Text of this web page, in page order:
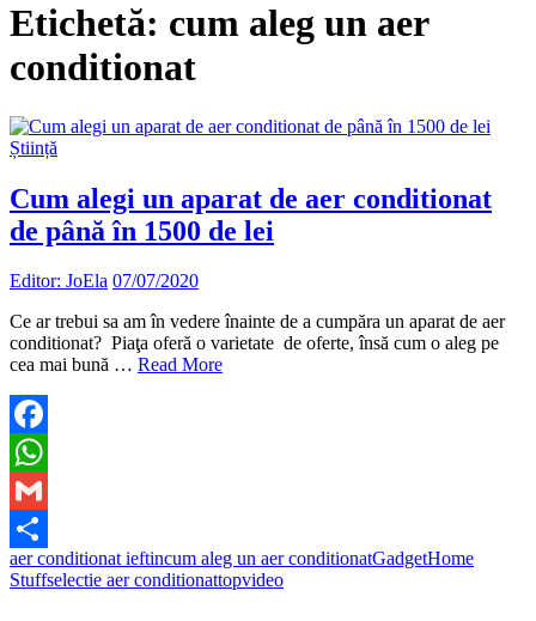
Etichetă: cum aleg un aer
conditionat
Știință
Cum alegi un aparat de aer conditionat
de până în 1500 de lei
Editor: JoEla 07/07/2020
Ce ar trebui sa am în vedere înainte de a cumpăra un aparat de aer
conditionat? Piaţa oferă o varietate de oferte, însă cum o aleg pe
cea mai bună … Read More
Facebook
WhatsApp
Gmail
Partajează
aer conditionat ieftincum aleg un aer conditionatGadgetHome
Stuffselectie aer conditionattopvideo